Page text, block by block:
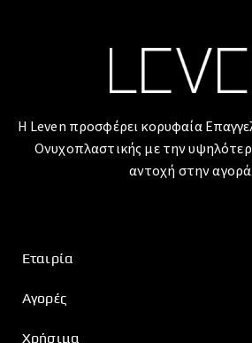
Η Leven προσφέρει κορυφαία
Ονυχοπλαστικής με την
αντοχή στην αγορά.
Εταιρία
Αγορές
Χρήσιμα